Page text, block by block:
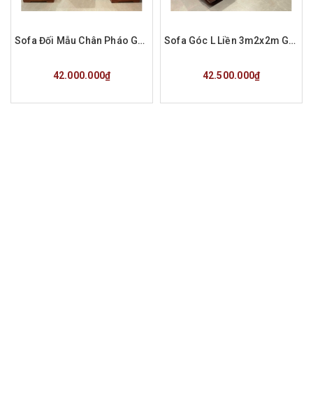
Sofa Đối Mẫu Chân Pháo Gỗ Hương Đá Hàng Đặt a Tùng Phú Thọ
42.000.000₫
Sofa Góc L Liền 3m2x2m Gỗ Hương Đá Hàng Đặt a Nam
42.500.000₫